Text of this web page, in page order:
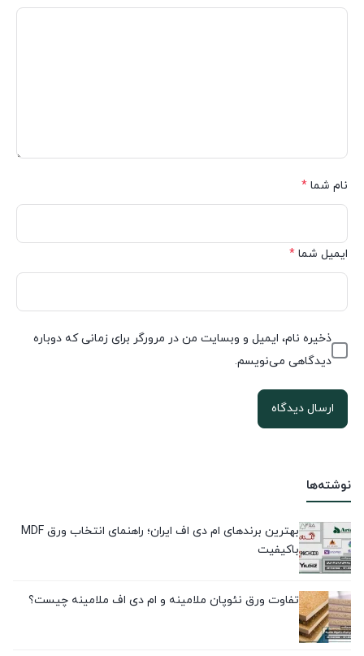
نوشته‌ها
بهترین برندهای ام دی اف ایران؛ راهنمای انتخاب ورق MDF
باکیفیت
تفاوت ورق نئوپان ملامینه و ام دی اف ملامینه چیست؟
نام شما *
ایمیل شما *
ذخیره نام، ایمیل و وبسایت من در مرورگر برای زمانی که دوباره
دیدگاهی می‌نویسم.